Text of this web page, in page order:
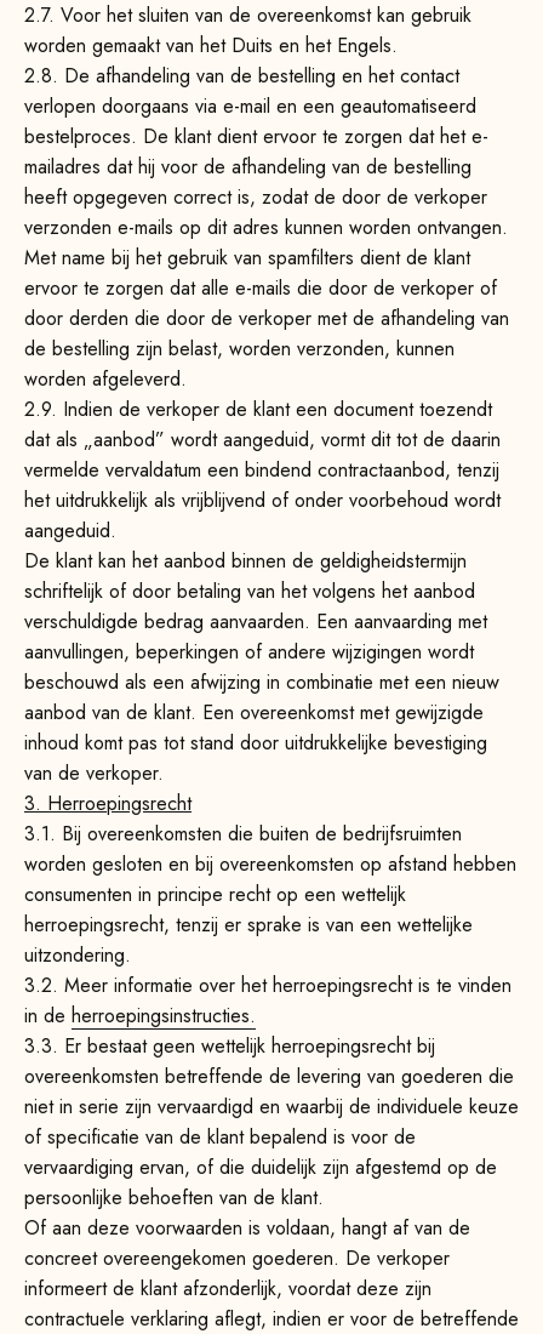
2.7. Voor het sluiten van de overeenkomst kan gebruik
worden gemaakt van het Duits en het Engels.
2.8. De afhandeling van de bestelling en het contact
verlopen doorgaans via e-mail en een geautomatiseerd
bestelproces. De klant dient ervoor te zorgen dat het e-
mailadres dat hij voor de afhandeling van de bestelling
heeft opgegeven correct is, zodat de door de verkoper
verzonden e-mails op dit adres kunnen worden ontvangen.
Met name bij het gebruik van spamfilters dient de klant
ervoor te zorgen dat alle e-mails die door de verkoper of
door derden die door de verkoper met de afhandeling van
de bestelling zijn belast, worden verzonden, kunnen
worden afgeleverd.
2.9. Indien de verkoper de klant een document toezendt
dat als „aanbod” wordt aangeduid, vormt dit tot de daarin
vermelde vervaldatum een bindend contractaanbod, tenzij
het uitdrukkelijk als vrijblijvend of onder voorbehoud wordt
aangeduid.
De klant kan het aanbod binnen de geldigheidstermijn
schriftelijk of door betaling van het volgens het aanbod
verschuldigde bedrag aanvaarden. Een aanvaarding met
aanvullingen, beperkingen of andere wijzigingen wordt
beschouwd als een afwijzing in combinatie met een nieuw
aanbod van de klant. Een overeenkomst met gewijzigde
inhoud komt pas tot stand door uitdrukkelijke bevestiging
van de verkoper.
3. Herroepingsrecht
3.1. Bij overeenkomsten die buiten de bedrijfsruimten
worden gesloten en bij overeenkomsten op afstand hebben
consumenten in principe recht op een wettelijk
herroepingsrecht, tenzij er sprake is van een wettelijke
uitzondering.
3.2. Meer informatie over het herroepingsrecht is te vinden
in de herroepingsinstructies.
3.3. Er bestaat geen wettelijk herroepingsrecht bij
overeenkomsten betreffende de levering van goederen die
niet in serie zijn vervaardigd en waarbij de individuele keuze
of specificatie van de klant bepalend is voor de
vervaardiging ervan, of die duidelijk zijn afgestemd op de
persoonlijke behoeften van de klant.
Of aan deze voorwaarden is voldaan, hangt af van de
concreet overeengekomen goederen. De verkoper
informeert de klant afzonderlijk, voordat deze zijn
contractuele verklaring aflegt, indien er voor de betreffende